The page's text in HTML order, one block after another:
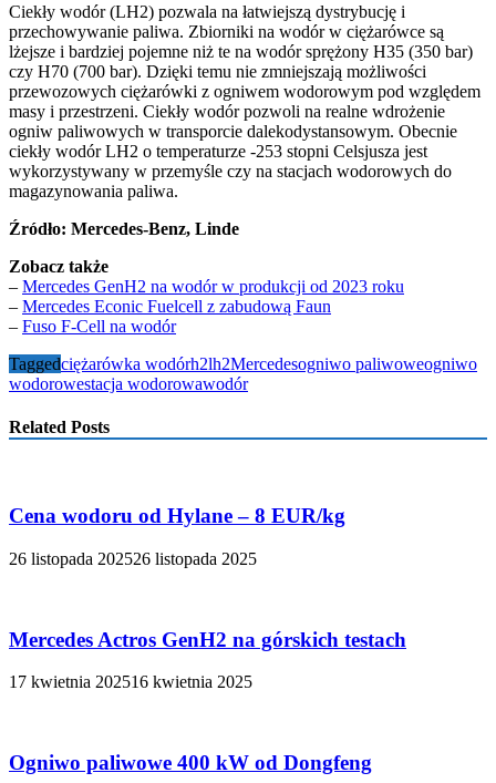
Ciekły wodór (LH2) pozwala na łatwiejszą dystrybucję i
przechowywanie paliwa. Zbiorniki na wodór w ciężarówce są
lżejsze i bardziej pojemne niż te na wodór sprężony H35 (350 bar)
czy H70 (700 bar). Dzięki temu nie zmniejszają możliwości
przewozowych ciężarówki z ogniwem wodorowym pod względem
masy i przestrzeni. Ciekły wodór pozwoli na realne wdrożenie
ogniw paliwowych w transporcie dalekodystansowym. Obecnie
ciekły wodór LH2 o temperaturze -253 stopni Celsjusza jest
wykorzystywany w przemyśle czy na stacjach wodorowych do
magazynowania paliwa.
Źródło: Mercedes-Benz, Linde
Zobacz także
– Mercedes GenH2 na wodór w produkcji od 2023 roku
– Mercedes Econic Fuelcell z zabudową Faun
– Fuso F-Cell na wodór
Taggedciężarówka wodórh2lh2Mercedesogniwo paliwoweogniwo
wodorowestacja wodorowawodór
Related Posts
Cena wodoru od Hylane – 8 EUR/kg
26 listopada 202526 listopada 2025
Mercedes Actros GenH2 na górskich testach
17 kwietnia 202516 kwietnia 2025
Ogniwo paliwowe 400 kW od Dongfeng